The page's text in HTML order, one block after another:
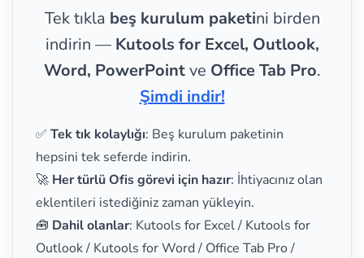
Tek tıkla beş kurulum paketini birden
indirin — Kutools for Excel, Outlook,
Word, PowerPointve Office Tab Pro.
Şimdi indir!
✅ Tek tık kolaylığı: Beş kurulum paketinin
hepsini tek seferde indirin.
🚀 Her türlü Ofis görevi için hazır: İhtiyacınız olan
eklentileri istediğiniz zaman yükleyin.
🧰 Dahil olanlar: Kutools for Excel / Kutools for
Outlook / Kutools for Word / Office Tab Pro /